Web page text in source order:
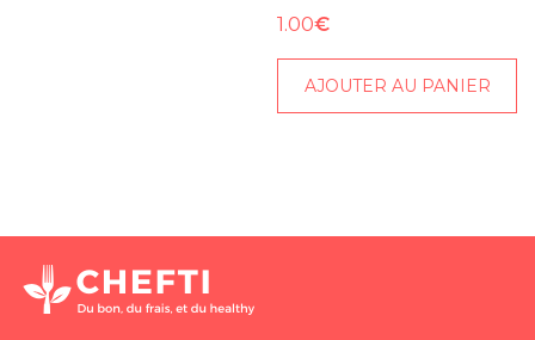
1.00€
AJOUTER AU PANIER